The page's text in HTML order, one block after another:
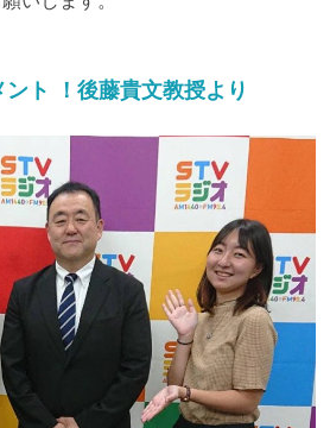
ト ！後藤貴文教授より